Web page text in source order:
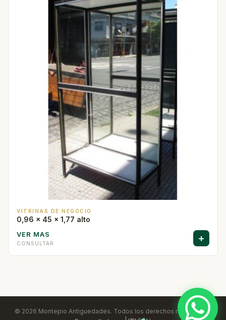
VITRINAS DE NEGOCIO
0,96 x 45 x 1,77 alto
VER MAS
CONSULTAR +
© 2026 Montepio Antiguedades. Todos los derechos reservados.